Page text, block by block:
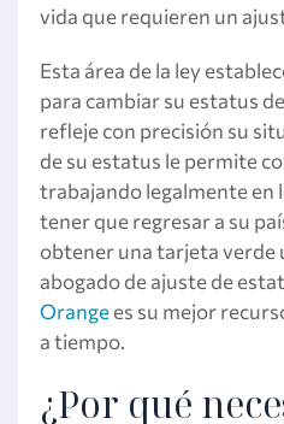
vida que requieren un
Esta área de la ley
para cambiar su estatus
refleje con precisión su
de su estatus le permite
trabajando legalmente en
tener que regresar a su
obtener una tarjeta verde
abogado de ajuste de
Orangees su mejor
a tiempo.
¿Por qué